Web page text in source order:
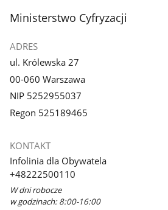
stopka
Ministerstwo Cyfryzacji
ADRES
ul. Królewska 27
00-060 Warszawa
NIP 5252955037
Regon 525189465
KONTAKT
Infolinia dla Obywatela
+48222500110
W dni robocze
w godzinach: 8:00-16:00